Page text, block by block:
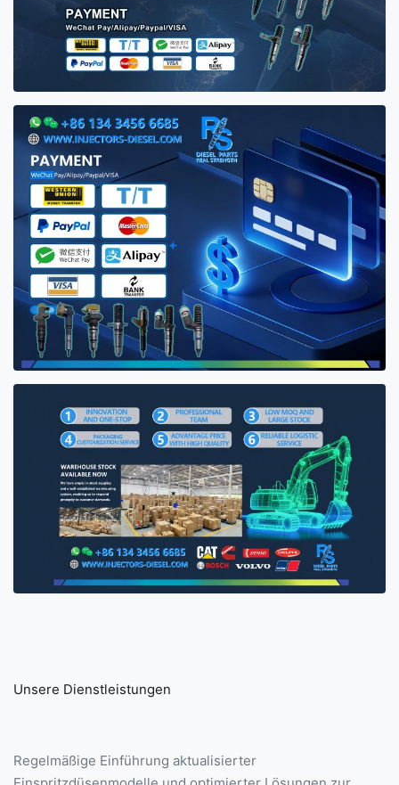
Unsere Dienstleistungen
Regelmäßige Einführung aktualisierter